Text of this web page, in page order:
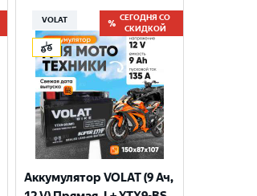
VOLAT
СЕГОДНЯ СО
СКИДКОЙ
Аккумулятор VOLAT (9 Ач,